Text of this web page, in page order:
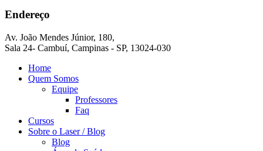
Endereço
Av. João Mendes Júnior, 180,
Sala 24- Cambuí, Campinas - SP, 13024-030
Home
Quem Somos
Equipe
Professores
Faq
Cursos
Sobre o Laser / Blog
Blog